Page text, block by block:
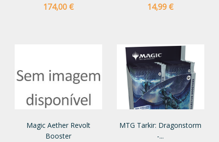
Preço
174,00 € Preço
14,99 €
Magic Aether Revolt
Booster
MTG Tarkir: Dragonstorm
-...